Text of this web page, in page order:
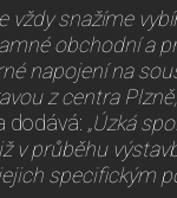
vždy snažíme
obchodní a
napojení na
z centra
dodává: „Úzká
v průběhu
specifickým